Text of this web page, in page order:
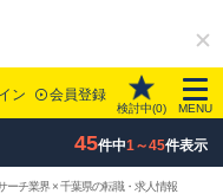
ン 会員登録
検討中(0) MENU
45件中1～45件表示
ーチ業界 × 千葉県の転職・求人情報